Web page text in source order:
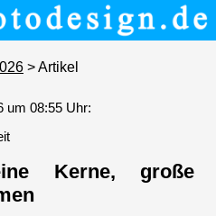
> Artikel
um 08:55 Uhr:
Kerne, große